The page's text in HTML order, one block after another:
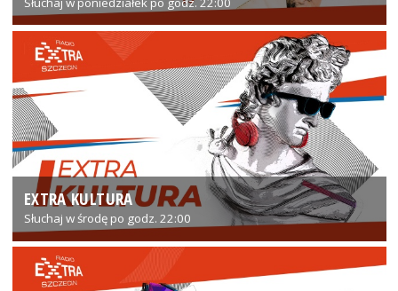
EXTRA KULTURA
Słuchaj w środę po godz. 22:00